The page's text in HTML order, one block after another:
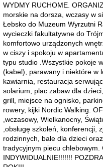
WYDMY RUCHOME.
morskie na dorsza, wczasy w
Łebsko do Muzeum Wyrzutni
wycieczki fakultatywne do
komfortowo urządzonych
w ciszy i spokoju w
typu studio .Wszystkie pokoje
(kabel), parawany i niektóre w
kawiarnia, restauracja
solarium, plac zabaw dla
grill, miejsce na ognisko,
rowery, kijki Nordic Walking.
,wczasowy, Wielkanocny,
,obsługę szkoleń, konferencji,
rodzinnych, bale dla dzieci
tradycyjnym piecu chlebowym.
INDYWIDUALNIE!!!!!!!